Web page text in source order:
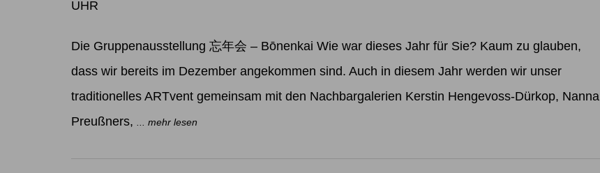
UHR
Die Gruppenausstellung 忘年会 – Bōnenkai Wie war dieses Jahr für Sie? Kaum zu glauben,
dass wir bereits im Dezember angekommen sind. Auch in diesem Jahr werden wir unser
traditionelles ARTvent gemeinsam mit den Nachbargalerien Kerstin Hengevoss-Dürkop, Nanna
Preußners, ... mehr lesen